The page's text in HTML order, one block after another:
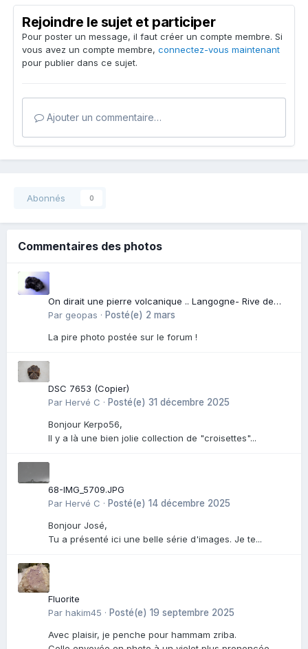
Rejoindre le sujet et participer
Pour poster un message, il faut créer un compte membre. Si
vous avez un compte membre, connectez-vous maintenant
pour publier dans ce sujet.
Ajouter un commentaire…
Abonnés 0
Commentaires des photos
On dirait une pierre volcanique .. Langogne- Rive de
l\'Alli
Par geopas · Posté(e) 2 mars
La pire photo postée sur le forum !
DSC 7653 (Copier)
Par Hervé C · Posté(e) 31 décembre 2025
Bonjour Kerpo56,
Il y a là une bien jolie collection de "croisettes"...
68-IMG_5709.JPG
Par Hervé C · Posté(e) 14 décembre 2025
Bonjour José,
Tu a présenté ici une belle série d'images. Je te...
Fluorite
Par hakim45 · Posté(e) 19 septembre 2025
Avec plaisir, je penche pour hammam zriba.